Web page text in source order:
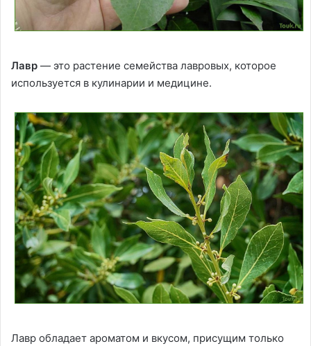
Лавр — это растение семейства лавровых, которое
используется в кулинарии и медицине.
Лавр обладает ароматом и вкусом, присущим только